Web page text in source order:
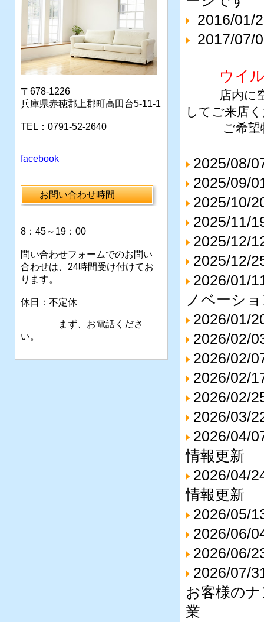
2016/01/
2017/07/
ウイ
店内に
してご来店
ご希
2025/08/
2025/09/
2025/10/
2025/11/
2025/12/
2025/12/
2026/01/
ノベーシ
2026/01/
2026/02/
2026/02/
2026/02/
2026/02/
2026/03/
2026/04/
情報更新
2026/04/
情報更新
2026/05/
2026/06/
2026/06/
2026/07/
お客様の
業
〒678-1226
兵庫県赤穂郡上郡町高田台5-11-1
TEL：0791-52-2640
facebook
お問い合わせ時間
8：45～19：00
問い合わせフォームでのお問い
合わせは、24時間受け付けてお
ります。
休日：不定休
まず、お電話くださ
い。